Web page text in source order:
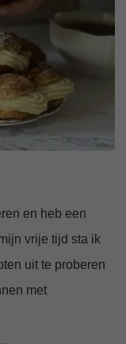
en heb een
vrije tijd sta ik
uit te proberen
met